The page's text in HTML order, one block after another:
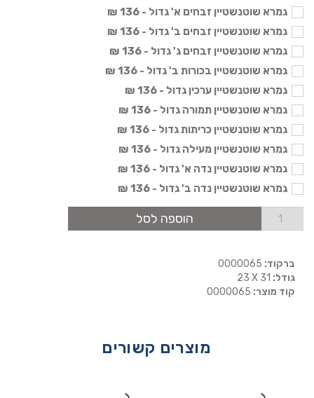
גמרא שוטנשטיין זבחים א' גדול - 136 ₪
גמרא שוטנשטיין זבחים ב' גדול - 136 ₪
גמרא שוטנשטיין זבחים ג' גדול - 136 ₪
גמרא שוטנשטיין בכורות ב' גדול - 136 ₪
גמרא שוטנשטיין ערכין גדול - 136 ₪
גמרא שוטנשטיין תמורה גדול - 136 ₪
גמרא שוטנשטיין כריתות גדול - 136 ₪
גמרא שוטנשטיין מעילה גדול - 136 ₪
גמרא שוטנשטיין נדה א' גדול - 136 ₪
גמרא שוטנשטיין נדה ב' גדול - 136 ₪
הוספה לסל
ברקוד:
גודל: 23 X 31
קוד מוצר:
מוצרים קשורים